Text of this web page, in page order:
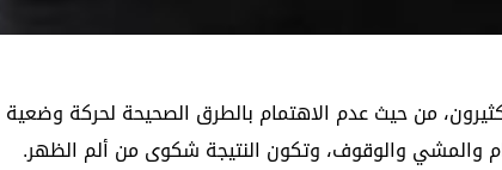
من حيث عدم الاهتمام بالطرق الصحيحة لحركة وضعية
والمشي والوقوف، وتكون النتيجة شكوى من ألم الظهر.